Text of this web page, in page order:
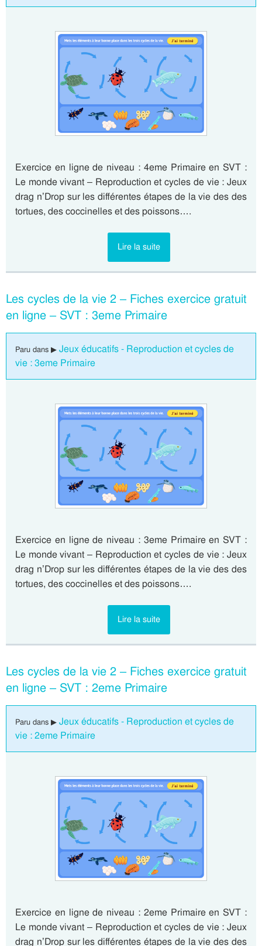
Exercice en ligne de niveau : 4eme Primaire en SVT :
Le monde vivant – Reproduction et cycles de vie : Jeux
drag n’Drop sur les différentes étapes de la vie des des
tortues, des coccinelles et des poissons….
Lire la suite
Les cycles de la vie 2 – Fiches exercice gratuit
en ligne – SVT : 3eme Primaire
Paru dans ▶ Jeux éducatifs - Reproduction et cycles de
vie : 3eme Primaire
Exercice en ligne de niveau : 3eme Primaire en SVT :
Le monde vivant – Reproduction et cycles de vie : Jeux
drag n’Drop sur les différentes étapes de la vie des des
tortues, des coccinelles et des poissons….
Lire la suite
Les cycles de la vie 2 – Fiches exercice gratuit
en ligne – SVT : 2eme Primaire
Paru dans ▶ Jeux éducatifs - Reproduction et cycles de
vie : 2eme Primaire
Exercice en ligne de niveau : 2eme Primaire en SVT :
Le monde vivant – Reproduction et cycles de vie : Jeux
drag n’Drop sur les différentes étapes de la vie des des